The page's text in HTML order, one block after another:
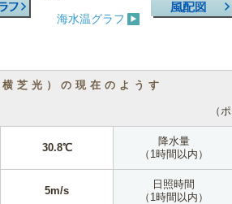
海水温グラフ
芝光）の現在のようす
（
30.8℃
降水量
（1時間以内）
5m/s
日照時間
（1時間以内）